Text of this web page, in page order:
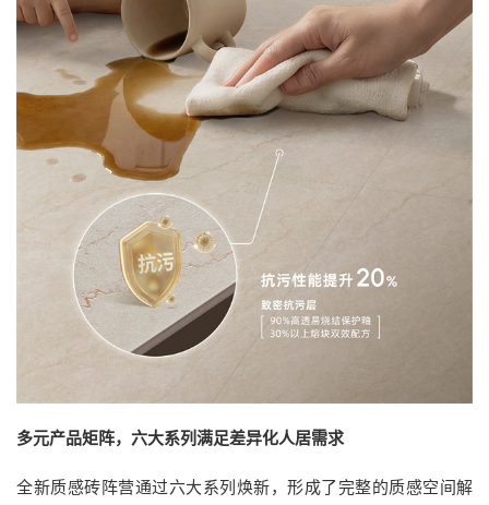
多元产品矩阵，六大系列满足差异化人居需求
全新质感砖阵营通过六大系列焕新，形成了完整的质感空间解